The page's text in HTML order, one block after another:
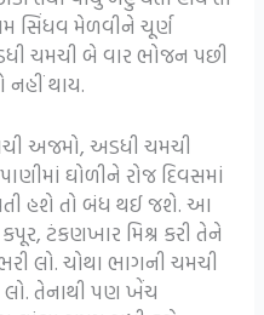
સિંધવ મેળવીને ચૂર્ણ
ચમચી બે વાર ભોજન પછી
થાય.
અજમો, અડધી ચમચી
ઘોળીને રોજ દિવસમાં
હશે તો બંધ થઈ જશે. આ
ટંકણખાર મિશ્ર કરી તેને
લો. ચોથા ભાગની ચમચી
લો. તેનાથી પણ ખેંચ